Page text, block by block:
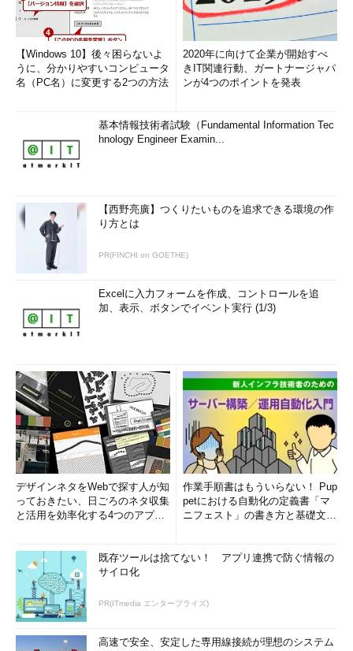
「Tech TIPS
【Windows 10】後々困らないよ
うに、分かりやすいコンピュータ
名（PC名）に変更する2つの方法
2020年に向けて企業が開始すべ
きIT関連行動、ガートナージャパ
ンが4つのポイントを発表
基本情報技術者試験（Fundamental Information Tec
hnology Engineer Examin...
【西野亮廣】つくりたいものを追求できる環境の作
り方とは
PR(FINCHI on GOETHE)
Excelに入力フォームを作成、コントロールを追
加、表示、ボタンでイベント実行 (1/3)
デザインネタをWebで探す人が知
っておきたい、日ごろのネタ収集
と活用を効率化する4つのアプリ
作業手順書はもういらない！ Pup
petにおける自動化の定義書「マ
ニフェスト」の書き方と基礎文法
既存ツールは捨てない！ アプリ連携で防ぐ情報の
サイロ化
PR(ITmedia エンタープライズ)
高速で安全、安定した専用線接続が理想のシステム